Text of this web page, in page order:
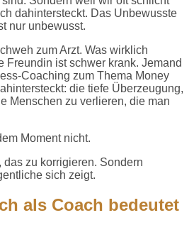
dahintersteckt. Das Unbewusste
nur unbewusst.
zum Arzt. Was wirklich
Freundin ist schwer krank. Jemand
Coaching zum Thema Money
die tiefe Überzeugung,
Menschen zu verlieren, die man
Moment nicht.
das zu korrigieren. Sondern
sich zeigt.
als Coach bedeutet